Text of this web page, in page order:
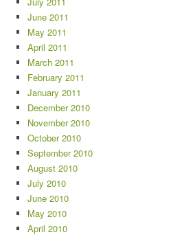
June 2011
May 2011
April 2011
March 2011
February 2011
January 2011
December 2010
November 2010
October 2010
September 2010
August 2010
July 2010
June 2010
May 2010
April 2010